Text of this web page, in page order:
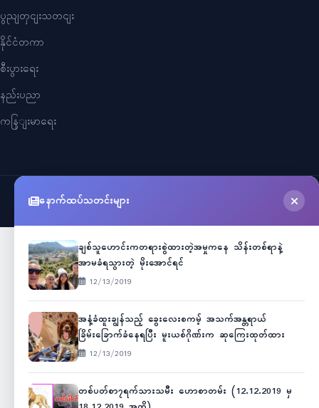
ပွညျတှငျးသတငျး
နိုင်ငံတကာ
စီးပွားရေး
နည်းပညာ
ကနြျးမာရေး
©2026Myanmar Cele News
နောက်ထပ်သတင်းများ
ချစ်သူဟောင်းကတရားစွဲထားတဲ့အမှုကနေ သိန်းတစ်ရာနဲ့
အာမခံရသွားတဲ့ မိုးအောင်ရင်
12/13/2019
အနံ့ခံထူးချွန်သည့် ခွေးလေးစကမ့် အသက်အန္တရာယ်
ခြိမ်းခြောက်ခံနေရပြီး မူးယစ်ဂိုဏ်းက ဆုကြေးထုတ်ထား
12/13/2019
တစ်ပတ်စာ၇ရက်သားသမီး ဟောစာတမ်း (12.12.2019 မှ